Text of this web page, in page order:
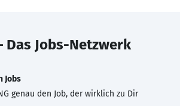
Das Jobs-Netzwerk
Jobs
genau den Job, der wirklich zu Dir